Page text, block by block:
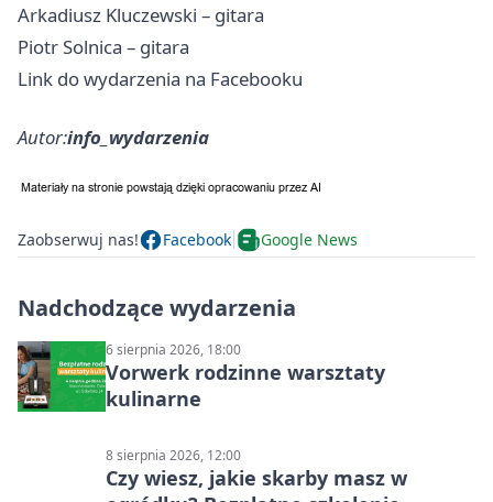
Arkadiusz Kluczewski – gitara
Piotr Solnica – gitara
Link do wydarzenia na Facebooku
Autor:info_wydarzenia
Zaobserwuj nas! Facebook Google News
Nadchodzące wydarzenia
6 sierpnia 2026, 18:00
Vorwerk rodzinne warsztaty
kulinarne
8 sierpnia 2026, 12:00
Czy wiesz, jakie skarby masz w